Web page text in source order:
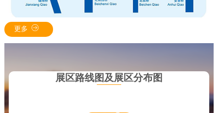
更多
展区路线图及展区分布图